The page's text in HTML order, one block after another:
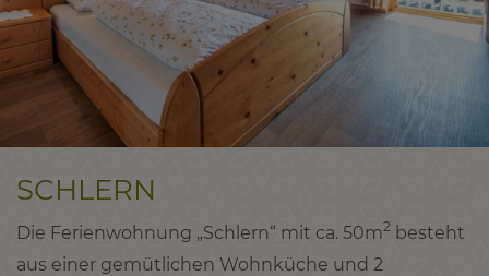
SCHLERN
Die Ferienwohnung „Schlern“ mit ca. 50m2 besteht
aus einer gemütlichen Wohnküche und 2